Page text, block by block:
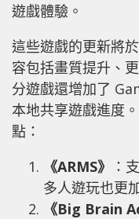
遊戲體驗。
這些遊戲的更新將
容包括畫質提升、
分遊戲還增加了
本地共享遊戲進度
點：
《ARMS》
：
多人遊玩也更
《Big Brain